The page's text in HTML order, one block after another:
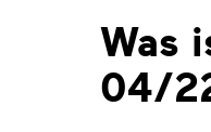
Was
04/